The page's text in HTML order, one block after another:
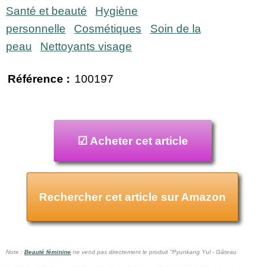
Santé et beauté
Hygiène
personnelle
Cosmétiques
Soin de la
peau
Nettoyants visage
Référence : 100197
☑ Acheter cet article
Rechercher cet article sur Amazon
Note : Beauté féminine ne vend pas directement le produit "Pyunkang Yul - Gâteau